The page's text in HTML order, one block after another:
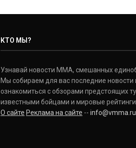
КТО МЫ?
Узнавай новости ММА, смешанных
Мы собираем для вас последние
ознакомиться с обзорами предстоящих
известными бойцами и мировые рейтинги
О сайте Реклама на сайте -- info@vmma.ru